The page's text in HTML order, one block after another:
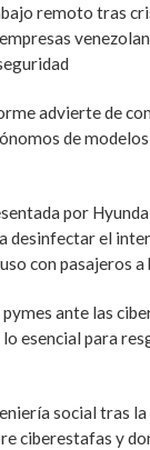
remoto tras
advierte de
de
por
desinfectar el
con pasajeros a
pymes ante las
esencial para
social tras
ciberestafas y